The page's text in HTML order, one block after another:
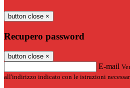
button close ×
Recupero password
button close ×
E-mail
all'indirizzo indicato con le istruzioni